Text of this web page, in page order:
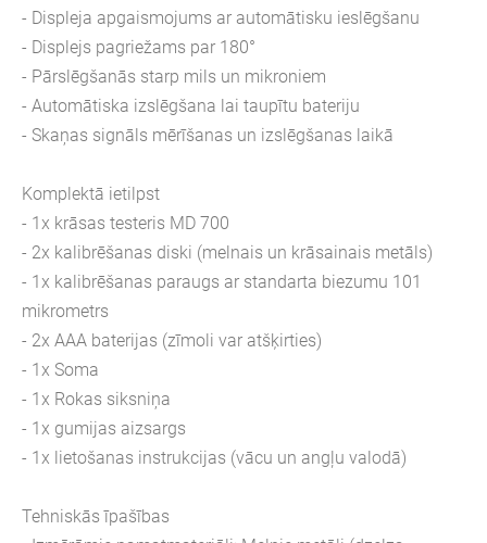
- Displeja apgaismojums ar automātisku ieslēgšanu
- Displejs pagriežams par 180°
- Pārslēgšanās starp mils un mikroniem
- Automātiska izslēgšana lai taupītu bateriju
- Skaņas signāls mērīšanas un izslēgšanas laikā
Komplektā ietilpst
- 1x krāsas testeris MD 700
- 2x kalibrēšanas diski (melnais un krāsainais metāls)
- 1x kalibrēšanas paraugs ar standarta biezumu 101
mikrometrs
- 2x AAA baterijas (zīmoli var atšķirties)
- 1x Soma
- 1x Rokas siksniņa
- 1x gumijas aizsargs
- 1x lietošanas instrukcijas (vācu un angļu valodā)
Tehniskās īpašības